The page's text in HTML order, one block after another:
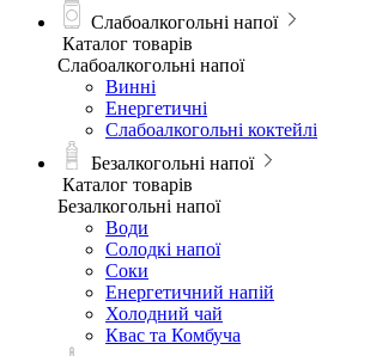
Слабоалкогольні напої
Каталог товарів
Слабоалкогольні напої
Винні
Енергетичні
Слабоалкогольні коктейлі
Безалкогольні напої
Каталог товарів
Безалкогольні напої
Води
Солодкі напої
Соки
Енергетичний напій
Холодний чай
Квас та Комбуча